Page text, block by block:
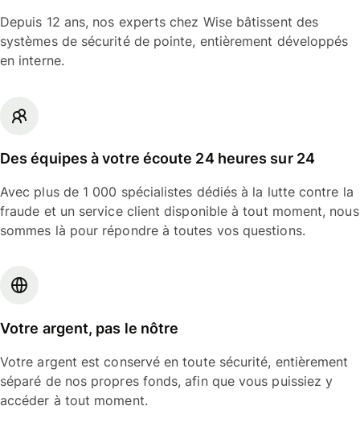
Depuis 12 ans, nos experts chez Wise bâtissent des
systèmes de sécurité de pointe, entièrement développés
en interne.
Des équipes à votre écoute 24 heures sur 24
Avec plus de 1 000 spécialistes dédiés à la lutte contre la
fraude et un service client disponible à tout moment, nous
sommes là pour répondre à toutes vos questions.
Votre argent, pas le nôtre
Votre argent est conservé en toute sécurité, entièrement
séparé de nos propres fonds, afin que vous puissiez y
accéder à tout moment.